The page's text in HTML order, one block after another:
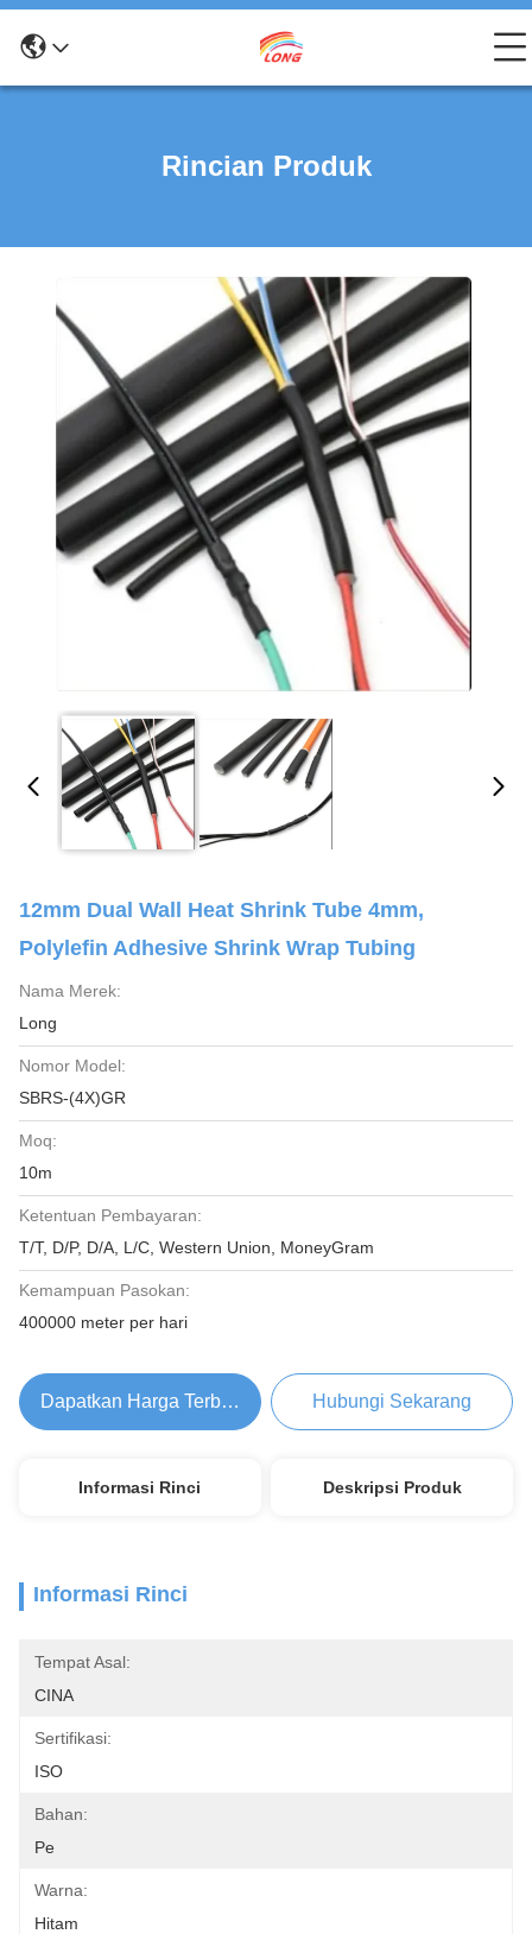
Rincian Produk
12mm Dual Wall Heat Shrink Tube 4mm,
Polylefin Adhesive Shrink Wrap Tubing
Nama Merek:
Long
Nomor Model:
SBRS-(4X)GR
Moq:
10m
Ketentuan Pembayaran:
T/T, D/P, D/A, L/C, Western Union, MoneyGram
Kemampuan Pasokan:
400000 meter per hari
Dapatkan Harga Terbaik Hubungi Sekarang
Informasi Rinci Deskripsi Produk
Informasi Rinci
Tempat Asal:
CINA
Sertifikasi:
ISO
Bahan:
Pe
Warna:
Hitam